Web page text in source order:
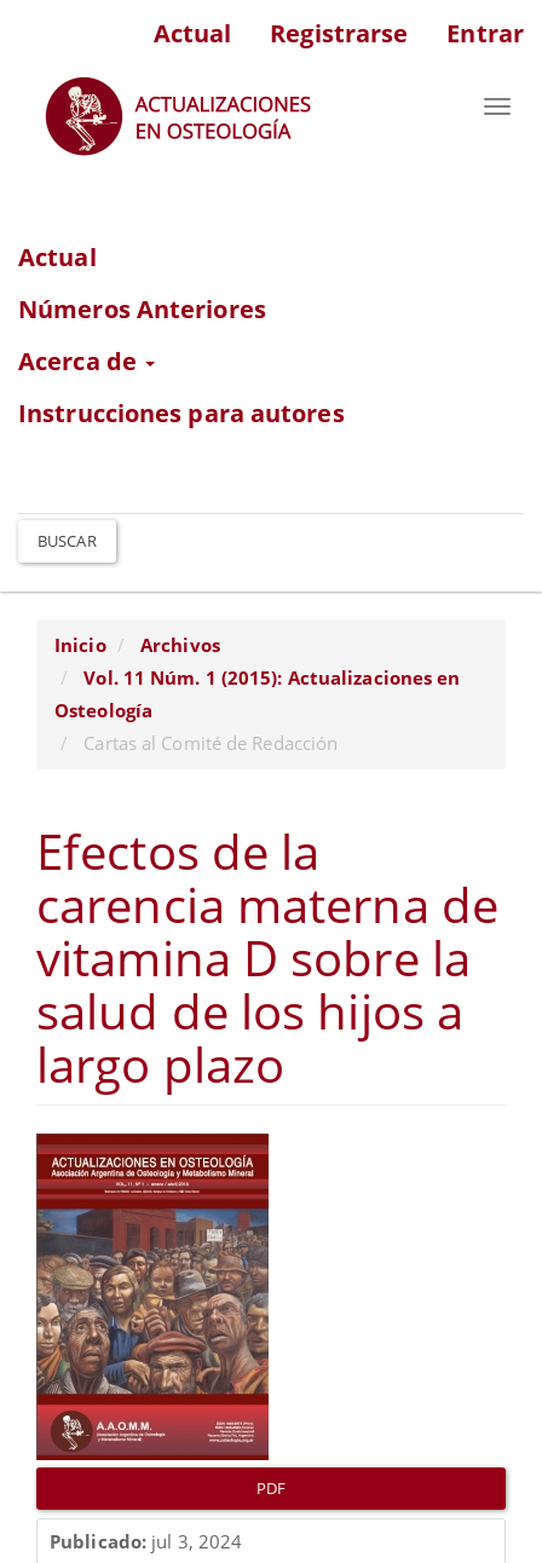
Contenido
principal
Barra
Actual Registrarse Entrar
Actual
Números Anteriores
Acerca de
Instrucciones para autores
BUSCAR
Inicio
Archivos
Vol. 11 Núm. 1 (2015): Actualizaciones en
Osteología
Cartas al Comité de Redacción
Efectos de la
carencia materna de
vitamina D sobre la
salud de los hijos a
largo plazo
Barra
lateral
del
artículo
PDF
Publicado: jul 3, 2024